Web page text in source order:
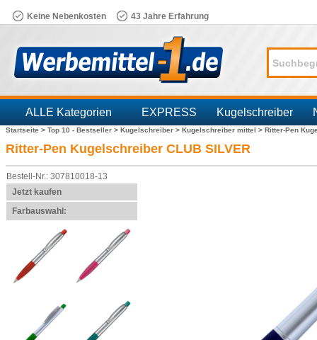
Keine Nebenkosten 43 Jahre Erfahrung
ALLE Kategorien EXPRESS Kugelschreiber
Branchen
Startseite > Top 10 - Bestseller > Kugelschreiber > Kugelschreiber mittel > Ritter-Pen
Ritter-Pen Kugelschreiber CLUB SILVER
Bestell-Nr.: 307810018-13
Jetzt kaufen
Farbauswahl: